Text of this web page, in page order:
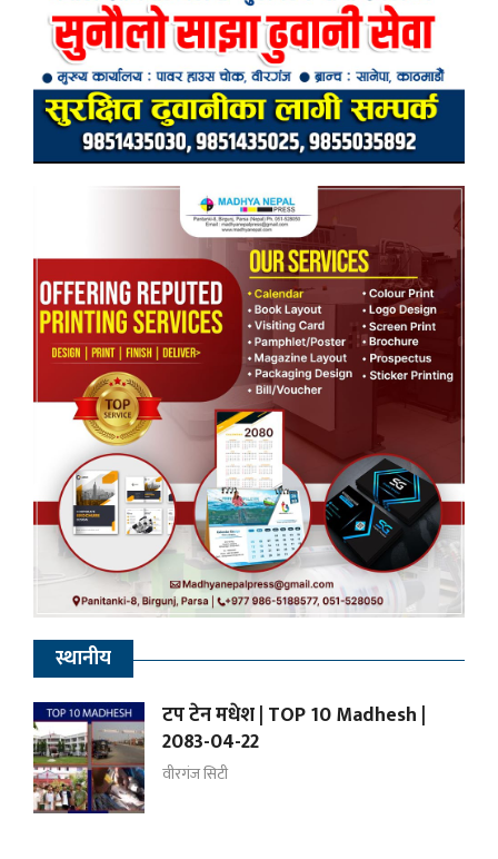
स्थानीय
टप टेन मधेश | TOP 10 Madhesh |
2083-04-22
वीरगंज सिटी